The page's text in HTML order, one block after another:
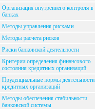
Организация внутреннего контроля в
банках
Методы управления рисками
Методы расчета рисков
Риски банковской деятельности
Критерии определения финансового
состояния кредитных организаций
Пруденциальные нормы деятельности
кредитных организаций
Методы обеспечения стабильности
банковской системы